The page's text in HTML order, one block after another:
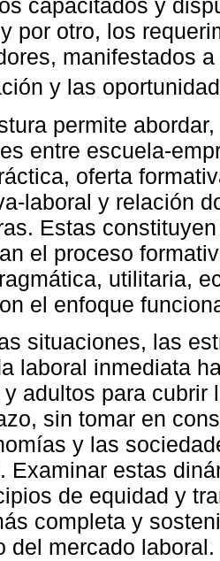
capacitados y
por otro, los
manifestados
y las
permite
entre escuela-
oferta
laboral y relación
Estas
el proceso
utilitaria,
el enfoque
situaciones, las
laboral inmediata
adultos para cubrir
sin tomar en
y las
Examinar estas
de equidad y
completa y
del mercado laboral.